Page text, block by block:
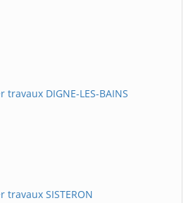
DIGNE-LES-BAINS
SISTERON